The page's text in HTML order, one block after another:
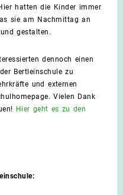
hatten die Kinder immer
sie am Nachmittag an
und gestalten.
dennoch einen
Bertleinschule zu
und externen
Vielen Dank
Hier geht es zu den